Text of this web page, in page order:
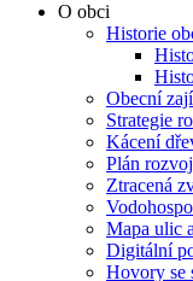
O obci
Historie
Obecní
Strategie
Kácení
Plán
Ztracená
Mapa ulic
Digitální
Hovory se